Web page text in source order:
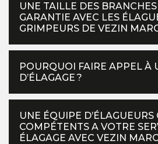
UNE TAILLE DES
GARANTIE AVEC LES
GRIMPEURS DE VEZIN
POURQUOI FAIRE APPEL À
D’ÉLAGAGE ?
UNE ÉQUIPE
COMPÉTENTS A VOTRE
ÉLAGAGE AVEC VEZIN